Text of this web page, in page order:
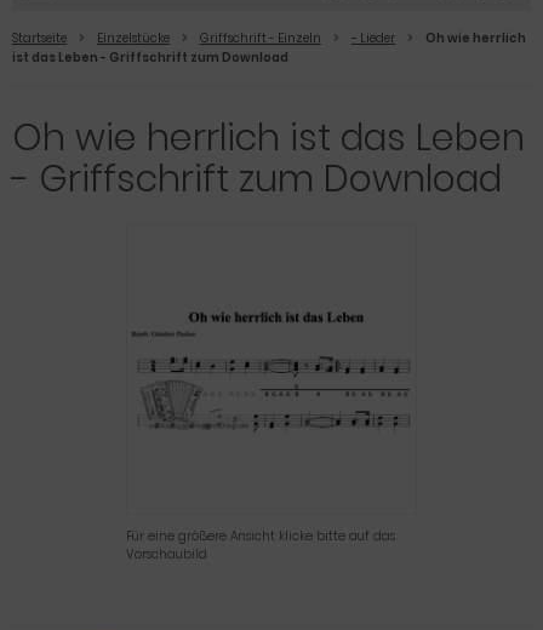
Startseite Einzelstücke Griffschrift - Einzeln - Lieder
Oh wie herrlich
ist das Leben - Griffschrift zum Download
Oh wie herrlich ist das Leben
- Griffschrift zum Download
Für eine größere Ansicht klicke bitte auf das
Vorschaubild